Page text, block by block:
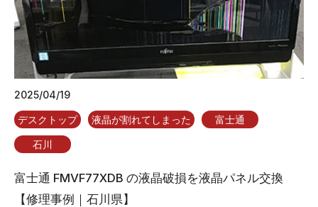
2025/04/19
デスクトップ 液晶が割れてしまった 富士通
石川
富士通 FMVF77XDB の液晶破損を液晶パネル交換
【修理事例｜石川県】